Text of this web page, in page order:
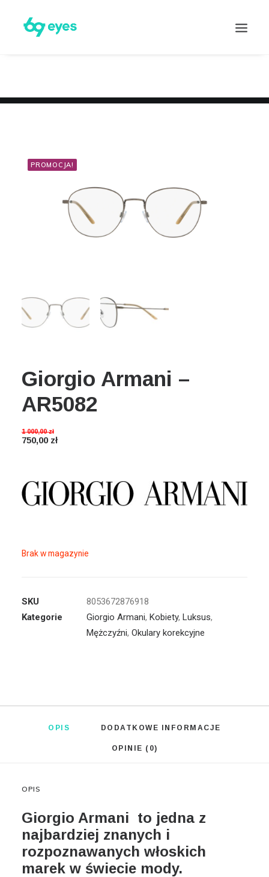
Wyszukiwanie
Koszyk
PROMOCJA!
Giorgio Armani –
AR5082
1 000,00zł
750,00 zł
Brak w magazynie
SKU
8053672876918
Kategorie
Giorgio Armani, Kobiety, Luksus,
Mężczyźni, Okulary korekcyjne
OPIS DODATKOWE INFORMACJE
OPINIE (0)
OPIS
Giorgio Armani to jedna z
najbardziej znanych i
rozpoznawanych włoskich
marek w świecie mody.